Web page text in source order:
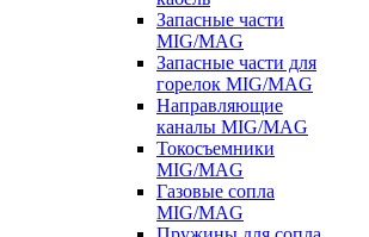
Запасные части
MIG/MAG
Запасные части для
горелок MIG/MAG
Направляющие
каналы MIG/MAG
Токосъемники
MIG/MAG
Газовые сопла
MIG/MAG